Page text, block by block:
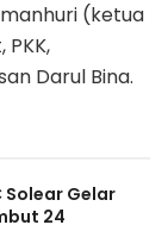
(ketua
Darul Bina.
Solear Gelar
24